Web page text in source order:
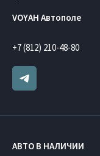
VOYAH Автополе
+7 (812) 210-48-80
АВТО В НАЛИЧИИ